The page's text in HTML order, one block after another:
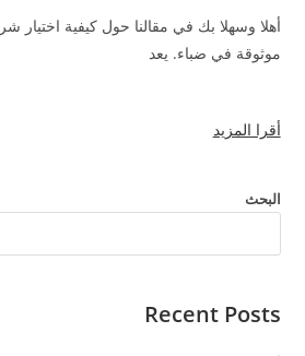
أهلا وسهلا بك في مقالنا حول كيفية
موثوقة في ضباء. يعد
أقرا المزيد
البحث
Recent Posts